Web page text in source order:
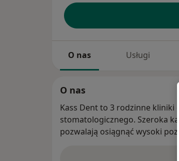
O nas Usługi
O nas
Kass Dent to 3 rodzinne kliniki
stomatologicznego. Szeroka
pozwalają osiągnąć wysoki